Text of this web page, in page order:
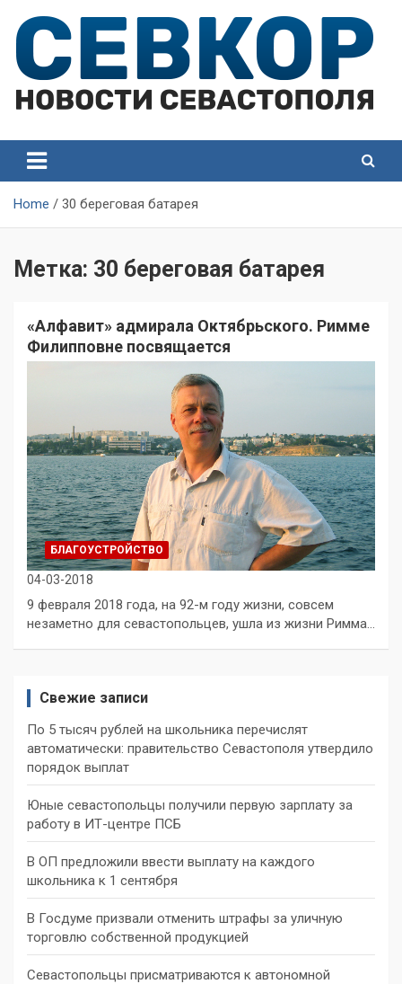
content
Севастополя
Севастополя
Home 30 береговая батарея
Метка: 30 береговая батарея
«Алфавит» адмирала Октябрьского. Римме
Филипповне посвящается
БЛАГОУСТРОЙСТВО
04-03-2018
9 февраля 2018 года, на 92-м году жизни, совсем
незаметно для севастопольцев, ушла из жизни Римма…
Свежие записи
По 5 тысяч рублей на школьника перечислят
автоматически: правительство Севастополя утвердило
порядок выплат
Юные севастопольцы получили первую зарплату за
работу в ИТ-центре ПСБ
В ОП предложили ввести выплату на каждого
школьника к 1 сентября
В Госдуме призвали отменить штрафы за уличную
торговлю собственной продукцией
Севастопольцы присматриваются к автономной